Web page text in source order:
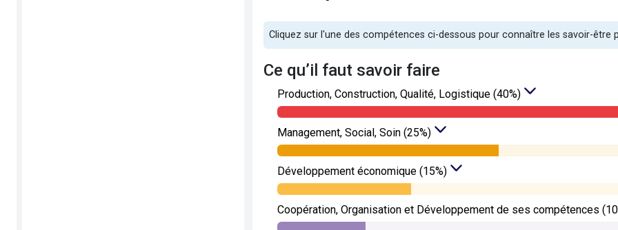
Cliquez sur l'une des compétences ci-dessous pour connaître les savoir-
Ce qu’il faut savoir faire
Production, Construction, Qualité, Logistique (40%)
Management, Social, Soin (25%)
Développement économique (15%)
Coopération, Organisation et Développement de ses compétences